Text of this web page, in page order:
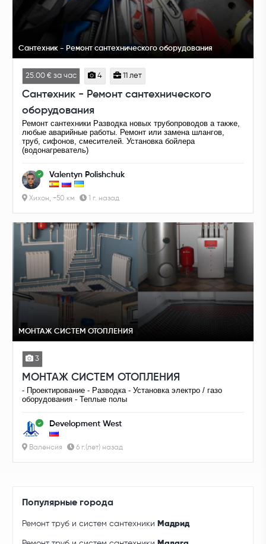
Сантехник - Ремонт сантехнического оборудования
25.00 € за час 4 11 лет
Сантехник - Ремонт сантехнического
оборудования
Ремонт сантехники Разводка новых трубопроводов а также,
любые аварийные работы. Ремонт или замена шлангов,
труб, сифонов, смесителей. Установка бойлера
(водонагреватель)
Valentyn Polishchuk
Хихон, +50 км 1 г. назад
МОНТАЖ СИСТЕМ ОТОПЛЕНИЯ
3
МОНТАЖ СИСТЕМ ОТОПЛЕНИЯ
- Проектирование - Разводка - Установка электро / газо
оборудования - Теплые полы
Development West
Валенсия 6 г.(лет) назад
Популярные города
Ремонт труб и систем сантехники Мадрид